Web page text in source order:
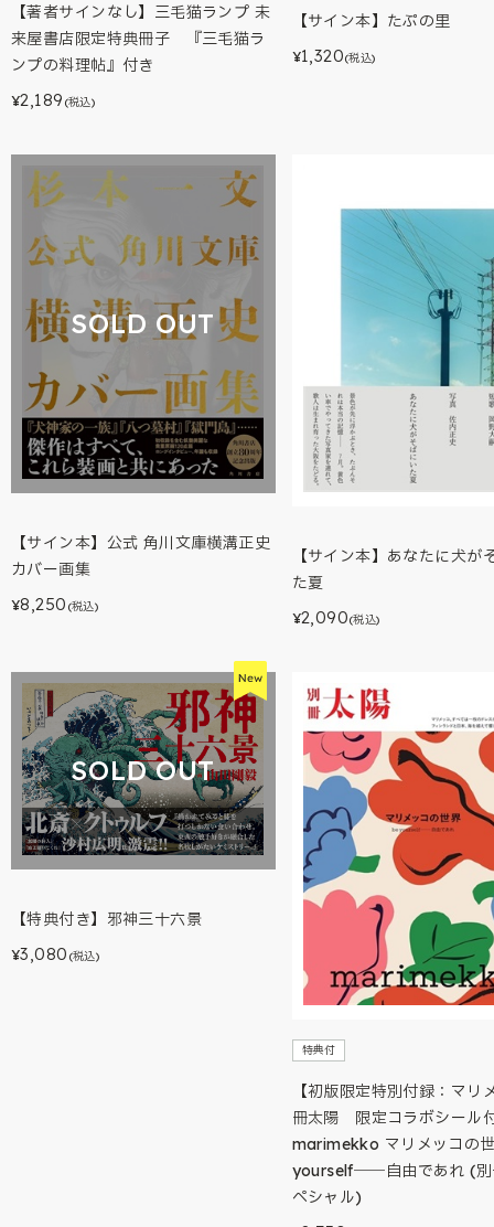
【著者サインなし】三毛猫ランプ 未
来屋書店限定特典冊子 『三毛猫ラ
ンプの料理帖』付き
¥2,189 (税込)
【サイン本】たぷの里
¥1,320(税込)
SOLD OUT
【サイン本】公式 角川文庫横溝正史
カバー画集
¥8,250 (税込)
【サイン本】あなたに犬が
た夏
¥2,090(税込)
SOLD OUT
【特典付き】邪神三十六景
¥3,080 (税込)
特典付
【初版限定特別付録：マリ
冊太陽 限定コラボシール
marimekko マリメッコの
yourself――自由であれ (別
ペシャル)